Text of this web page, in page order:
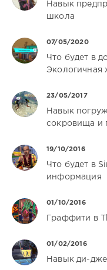
Навык
школа
07/05/2020
Что будет в
Экологичная
23/05/2017
Навык
сокровища и
19/10/2016
Что будет в
информация
01/10/2016
Граффити в
01/02/2016
Навык ди-